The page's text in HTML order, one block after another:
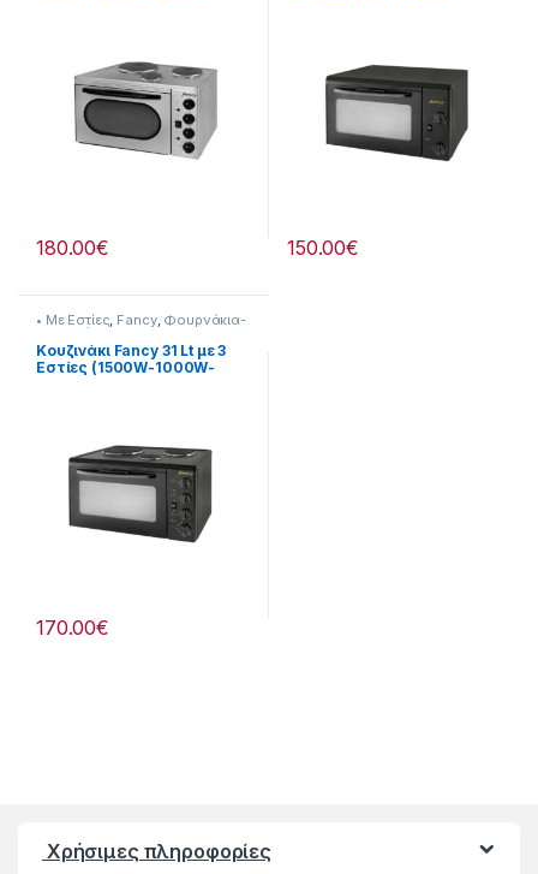
180.00€ 150.00€
• Με Εστίες, Fancy, Φουρνάκια-
Κουζινάκια
Κουζινάκι Fancy 31 Lt με 3
Εστίες (1500W-1000W-
170.00€
Χρήσιμες πληροφορίες